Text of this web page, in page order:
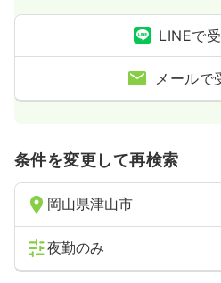
LINEで
メールで
条件を変更して再検索
岡山県津山市
夜勤のみ